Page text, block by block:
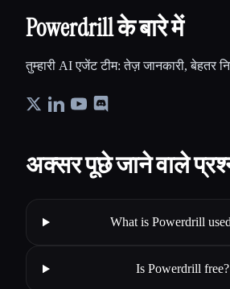
Powerdrill के बारे में
तुम्हारी AI एजेंट टीम: तेज़ जानकारी, बेहतर
अक्सर पूछे जाने वाले
What is Powerdrill
Is Powerdrill free?